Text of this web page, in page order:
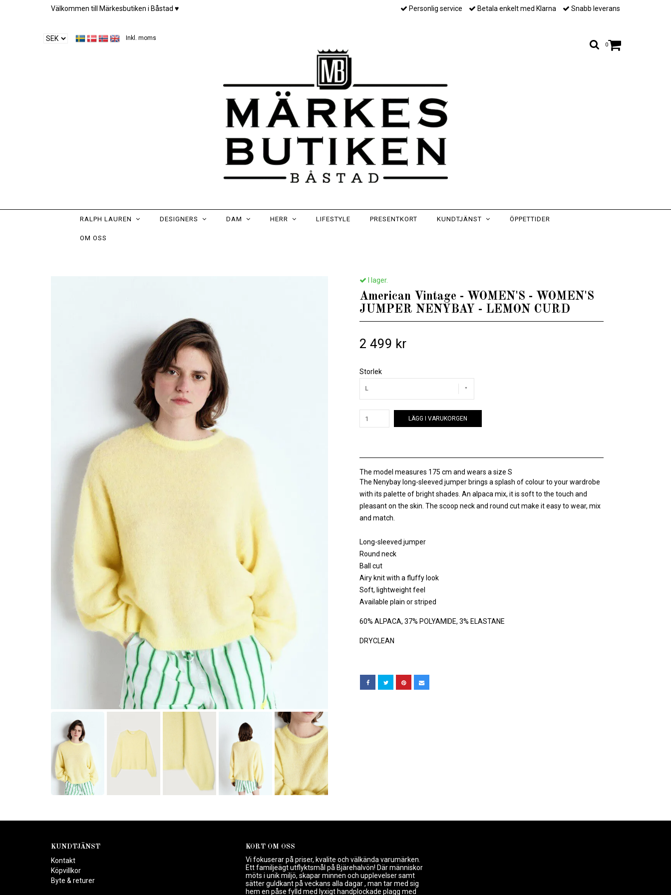
Välkommen till Märkesbutiken i Båstad ♥︎ Personlig service Betala enkelt med Klarna Snabb leverans
0
Inkl. moms
RALPH LAUREN DESIGNERS DAM HERR LIFESTYLE PRESENTKORT KUNDTJÄNST ÖPPETTIDER
OM OSS
I lager.
American Vintage - WOMEN'S - WOMEN'S
JUMPER NENYBAY - LEMON CURD
2 499 kr
Storlek
L
LÄGG I VARUKORGEN
The model measures 175 cm and wears a size S
The Nenybay long-sleeved jumper brings a splash of colour to your wardrobe
with its palette of bright shades. An alpaca mix, it is soft to the touch and
pleasant on the skin. The scoop neck and round cut make it easy to wear, mix
and match.
Long-sleeved jumper
Round neck
Ball cut
Airy knit with a fluffy look
Soft, lightweight feel
Available plain or striped
60% ALPACA, 37% POLYAMIDE, 3% ELASTANE
DRYCLEAN
KUNDTJÄNST
Kontakt
Köpvillkor
Byte & returer
KORT OM OSS
Vi fokuserar på priser, kvalite och välkända varumärken.
Ett familjeägt utflyktsmål på Bjärehalvön! Där människor
möts i unik miljö, skapar minnen och upplevelser samt
sätter guldkant på veckans alla dagar , man tar med sig
hem en påse fylld med lyxigt handplockade plagg med